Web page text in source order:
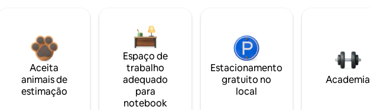
Aceita
animais de
estimação
Espaço de
trabalho
adequado
para
notebook
Estacionamento
gratuito no
local
Academia